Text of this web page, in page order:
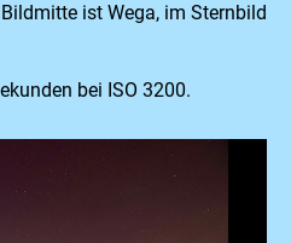
ist Wega, im Sternbild
bei ISO 3200.